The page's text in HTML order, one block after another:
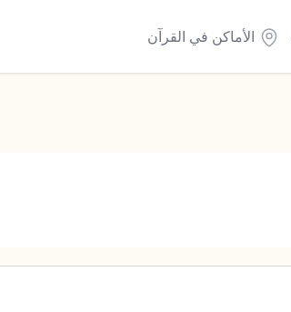
الأماكن في القرآن